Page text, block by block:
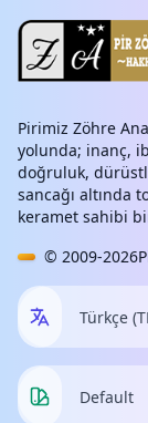
Pirimiz Zöhre
yolunda; inanç,
doğruluk,
sancağı altında
keramet sahibi
© 2009-2026